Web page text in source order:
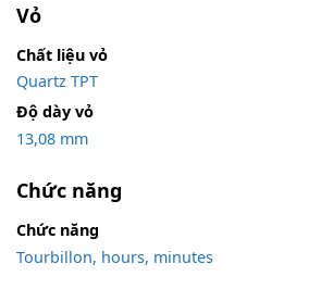
Vỏ
Chất liệu vỏ
Quartz TPT
Độ dày vỏ
13,08 mm
Chức năng
Chức năng
Tourbillon, hours, minutes